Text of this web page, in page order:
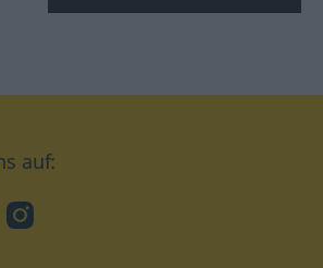
auf:
Instagram